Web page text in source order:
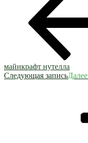
майнкрафт нутелла
Следующая записьДалее